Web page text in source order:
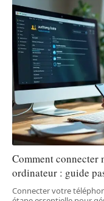
Comment connecter
ordinateur : guide
Connecter votre